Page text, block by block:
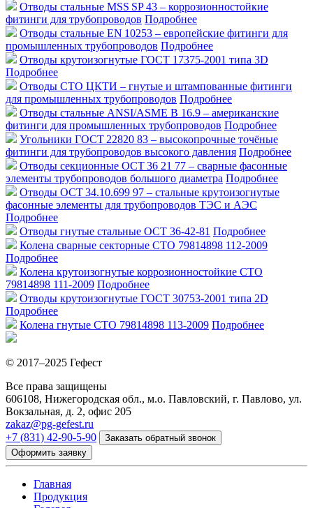
Отводы стальные MSS SP 43 – коррозионностойкие
фитинги для трубопроводов Подробнее
Отводы стальные EN 10253 – европейские фитинги для
промышленных трубопроводов Подробнее
Отводы крутоизогнутые ГОСТ 17375-2001 типа 3D
Подробнее
Отводы СТО ЦКТИ – гнутые и штампованные фитинги
для промышленных трубопроводов Подробнее
Отводы стальные ANSI/ASME B 16.9 – американские
фитинги для промышленных трубопроводов Подробнее
Угольники ГОСТ 22820 83 – высокопрочные точёные
фитинги для трубопроводов высокого давления Подробнее
Отводы секционные ОСТ 36 21 77 – сварные фасонные
элементы трубопроводов большого диаметра Подробнее
Отводы ОСТ 34.10.699 97 – стальные крутоизогнутые
фасонные элементы для трубопроводов ТЭС и АЭС
Подробнее
Отводы гнутые стальные ОСТ 36-42-81 Подробнее
Колена сварные секторные СТО 79814898 112-2009
Подробнее
Колена крутоизогнутые коррозионностойкие СТО
79814898 111-2009 Подробнее
Отводы крутоизогнутые ГОСТ 30753-2001 типа 2D
Подробнее
Колена гнутые СТО 79814898 113-2009 Подробнее
© 2017–2025 Гефест
Все права защищены
606108, Нижегородская обл., м.о. Павловский, г. Павлово, ул.
Вокзальная, д. 2, офис 205
zakaz@pg-gefest.ru
+7 (831) 42-90-5-90
Заказать обратный звонок
Оформить заявку
Главная
Продукция